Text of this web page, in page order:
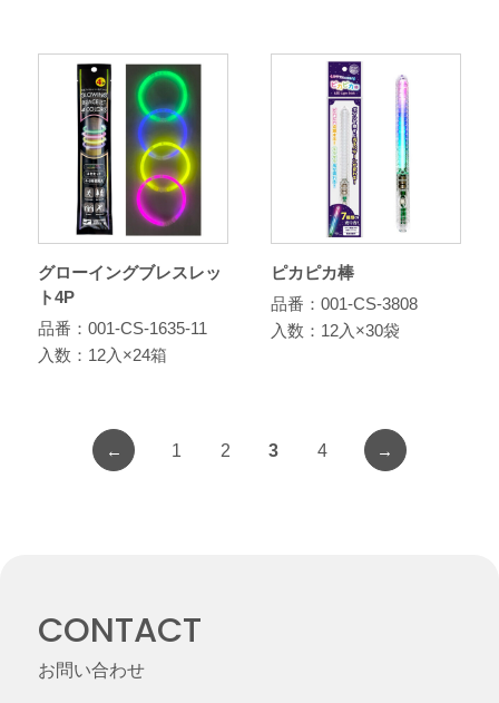
グローイングブレスレッ
ト4P
品番：001-CS-1635-11
入数：12入×24箱
ピカピカ棒
品番：001-CS-3808
入数：12入×30袋
← 1 2 3 4 →
CONTACT
お問い合わせ